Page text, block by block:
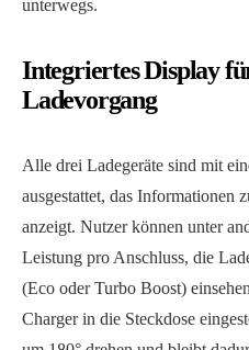
unterwegs.
Integriertes Display
Ladevorgang
Alle drei Ladegeräte sind mit
ausgestattet, das Informationen
anzeigt. Nutzer können unter
Leistung pro Anschluss, die
(Eco oder Turbo Boost)
Charger in die Steckdose